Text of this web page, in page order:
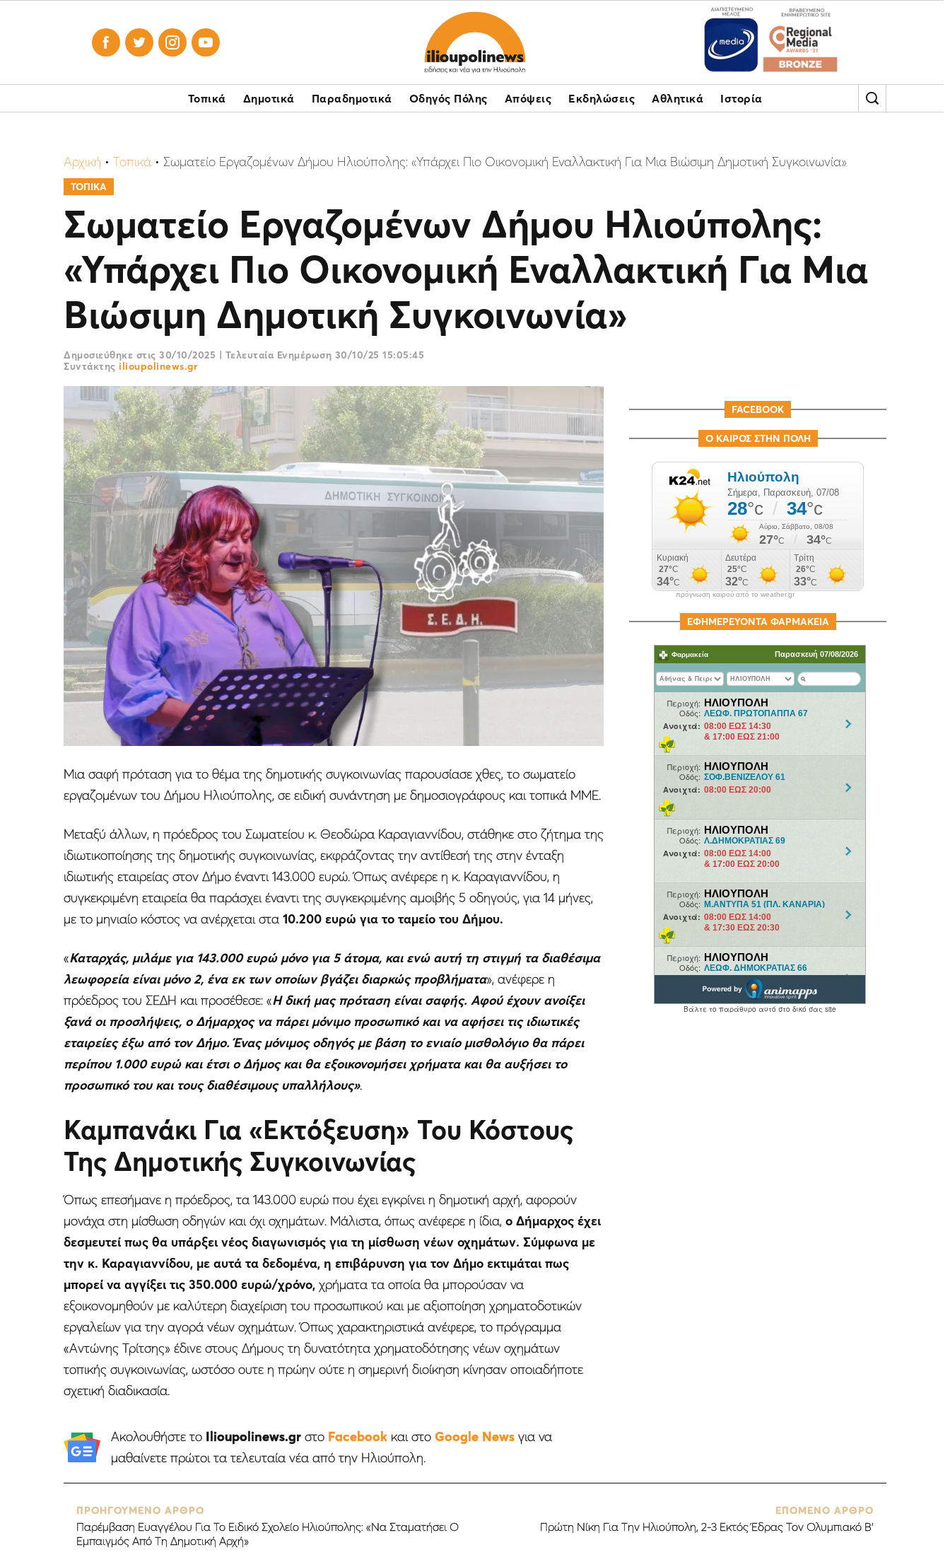
   
Τοπικά Δημοτικά Παραδημοτικά Οδηγός Πόλης Απόψεις Εκδηλώσεις Αθλητικά Ιστορία
Αρχική • Τοπικά • Σωματείο Εργαζομένων Δήμου Ηλιούπολης: «Υπάρχει Πιο Οικονομική Εναλλακτική Για Μια Βιώσιμη Δημοτική Συγκοινωνία»
ΤΟΠΙΚΑ
Σωματείο Εργαζομένων Δήμου Ηλιούπολης:
«Υπάρχει Πιο Οικονομική Εναλλακτική Για Μια
Βιώσιμη Δημοτική Συγκοινωνία»
Δημοσιεύθηκε στις 30/10/2025 | Τελευταία Ενημέρωση 30/10/25 15:05:45
Συντάκτης ilioupolinews.gr
Μια σαφή πρόταση για το θέμα της δημοτικής συγκοινωνίας παρουσίασε χθες, το σωματείο
εργαζομένων του Δήμου Ηλιούπολης, σε ειδική συνάντηση με δημοσιογράφους και τοπικά ΜΜΕ.
Μεταξύ άλλων, η πρόεδρος του Σωματείου κ. Θεοδώρα Καραγιαννίδου, στάθηκε στο ζήτημα της
ιδιωτικοποίησης της δημοτικής συγκοινωνίας, εκφράζοντας την αντίθεσή της στην ένταξη
ιδιωτικής εταιρείας στον Δήμο έναντι 143.000 ευρώ. Όπως ανέφερε η κ. Καραγιαννίδου, η
συγκεκριμένη εταιρεία θα παράσχει έναντι της συγκεκριμένης αμοιβής 5 οδηγούς, για 14 μήνες,
με το μηνιαίο κόστος να ανέρχεται στα 10.200 ευρώ για το ταμείο του Δήμου.
«Καταρχάς, μιλάμε για 143.000 ευρώ μόνο για 5 άτομα, και ενώ αυτή τη στιγμή τα διαθέσιμα
λεωφορεία είναι μόνο 2, ένα εκ των οποίων βγάζει διαρκώς προβλήματα», ανέφερε η
πρόεδρος του ΣΕΔΗ και προσέθεσε: «Η δική μας πρόταση είναι σαφής. Αφού έχουν ανοίξει
ξανά οι προσλήψεις, ο Δήμαρχος να πάρει μόνιμο προσωπικό και να αφήσει τις ιδιωτικές
εταιρείες έξω από τον Δήμο. Ένας μόνιμος οδηγός με βάση το ενιαίο μισθολόγιο θα πάρει
περίπου 1.000 ευρώ και έτσι ο Δήμος και θα εξοικονομήσει χρήματα και θα αυξήσει το
προσωπικό του και τους διαθέσιμους υπαλλήλους».
Καμπανάκι Για «Εκτόξευση» Του Κόστους
Της Δημοτικής Συγκοινωνίας
Όπως επεσήμανε η πρόεδρος, τα 143.000 ευρώ που έχει εγκρίνει η δημοτική αρχή, αφορούν
μονάχα στη μίσθωση οδηγών και όχι οχημάτων. Μάλιστα, όπως ανέφερε η ίδια, ο Δήμαρχος έχει
δεσμευτεί πως θα υπάρξει νέος διαγωνισμός για τη μίσθωση νέων οχημάτων. Σύμφωνα με
την κ. Καραγιαννίδου, με αυτά τα δεδομένα, η επιβάρυνση για τον Δήμο εκτιμάται πως
μπορεί να αγγίξει τις 350.000 ευρώ/χρόνο, χρήματα τα οποία θα μπορούσαν να
εξοικονομηθούν με καλύτερη διαχείριση του προσωπικού και με αξιοποίηση χρηματοδοτικών
εργαλείων για την αγορά νέων οχημάτων. Όπως χαρακτηριστικά ανέφερε, το πρόγραμμα
«Αντώνης Τρίτσης» έδινε στους Δήμους τη δυνατότητα χρηματοδότησης νέων οχημάτων
τοπικής συγκοινωνίας, ωστόσο ουτε η πρώην ούτε η σημερινή διοίκηση κίνησαν οποιαδήποτε
σχετική διαδικασία.
Ακολουθήστε το Ilioupolinews.grστο Facebookκαι στο Google Newsγια να
μαθαίνετε πρώτοι τα τελευταία νέα από την Ηλιούπολη.
FACEBOOK
Ο ΚΑΙΡΟΣ ΣΤΗΝ ΠΟΛΗ
πρόγνωση καιρού από το weather.gr
ΕΦΗΜΕΡΕΥΟΝΤΑ ΦΑΡΜΑΚΕΙΑ
ΠΡΟΗΓΟΥΜΕΝΟ ΑΡΘΡΟ
Παρέμβαση Ευαγγέλου Για Το Ειδικό Σχολείο Ηλιούπολης: «Να Σταματήσει Ο
Εμπαιγμός Από Τη Δημοτική Αρχή»
ΕΠΟΜΕΝΟ ΑΡΘΡΟ
Πρώτη Νίκη Για Την Ηλιούπολη, 2-3 Εκτός Έδρας Τον Ολυμπιακό Β’